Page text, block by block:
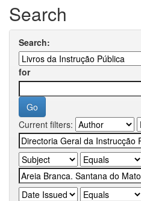
Search
Search:
for
Current filters: